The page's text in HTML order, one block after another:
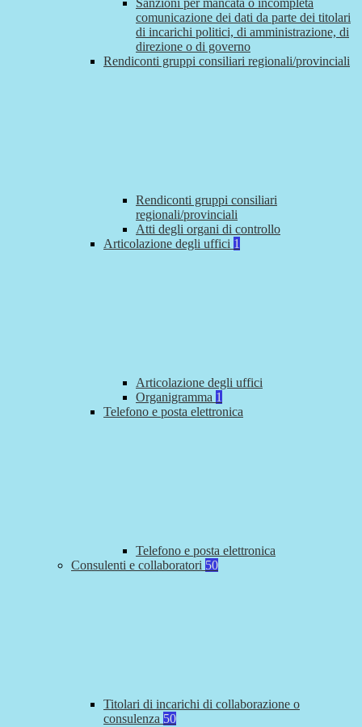
Sanzioni per mancata o incompleta
comunicazione dei dati da parte dei titolari
di incarichi politici, di amministrazione, di
direzione o di governo
Rendiconti gruppi consiliari regionali/provinciali
Rendiconti gruppi consiliari
regionali/provinciali
Atti degli organi di controllo
Articolazione degli uffici 1
Articolazione degli uffici
Organigramma 1
Telefono e posta elettronica
Telefono e posta elettronica
Consulenti e collaboratori 50
Titolari di incarichi di collaborazione o
consulenza 50